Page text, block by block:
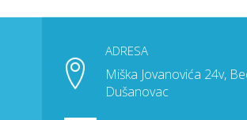
ADRESA
Miška Jovanovića 24v,
Dušanovac